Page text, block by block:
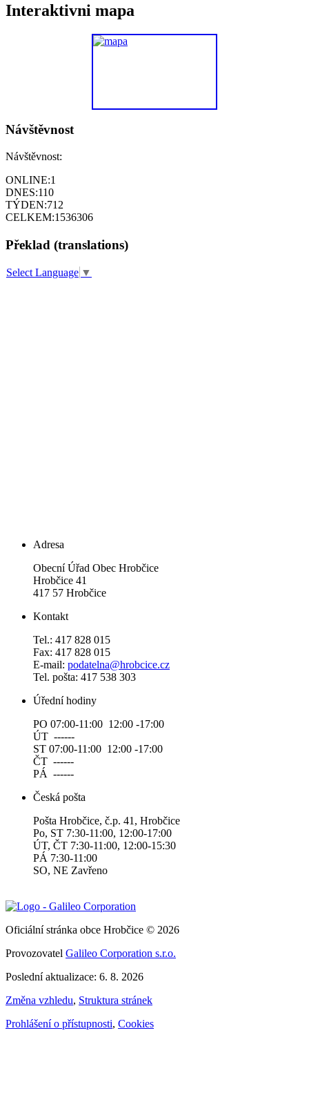
Interaktivni mapa
Návštěvnost
Návštěvnost:
ONLINE:1
DNES:110
TÝDEN:712
CELKEM:1536306
Překlad (translations)
Select Language ▼
Adresa
Obecní Úřad Obec Hrobčice
Hrobčice 41
417 57 Hrobčice
Kontakt
Tel.: 417 828 015
Fax: 417 828 015
E-mail: podatelna@hrobcice.cz
Tel. pošta: 417 538 303
Úřední hodiny
PO 07:00-11:00 12:00 -17:00
ÚT ------
ST 07:00-11:00 12:00 -17:00
ČT ------
PÁ ------
Česká pošta
Pošta Hrobčice, č.p. 41, Hrobčice
Po, ST 7:30-11:00, 12:00-17:00
ÚT, ČT 7:30-11:00, 12:00-15:30
PÁ 7:30-11:00
SO, NE Zavřeno
Oficiální stránka obce Hrobčice © 2026
Provozovatel Galileo Corporation s.r.o.
Poslední aktualizace: 6. 8. 2026
Změna vzhledu, Struktura stránek
Prohlášení o přístupnosti, Cookies